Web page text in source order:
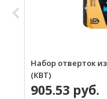
Набор отверток
(КВТ)
905.53 руб.